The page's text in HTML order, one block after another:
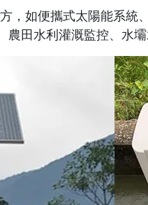
，如便攜式太陽能系
田水利灌溉監控、水